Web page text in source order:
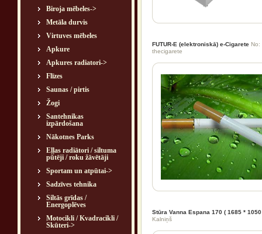
Biroja mēbeles->
Metāla durvis
Virtuves mēbeles
Apkure
Apkures radiatori->
Flīzes
Saunas / pirtis
Žogi
Santehnikas
izpārdošana
Nākotnes Parks
Eļļas radiātori / siltuma
pūtēji / roku žāvētāji
Sportam un atpūtai->
Sadzīves tehnika
Siltās grīdas /
Energoplēves
Motocikli / Kvadracikli /
Skūteri->
FUTUR-E (elektroniskā) e-Cigarete No:
thecigarete
Stūra Vanna Espana 170 ( 1685 * 1050
Kalniņš